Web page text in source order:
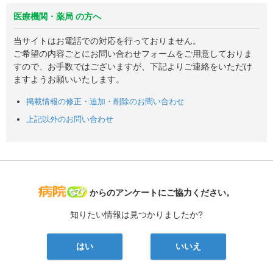
医療機関・薬局 の方へ
当サイトはお電話での対応を行っておりません。
ご希望の内容ごとにお問い合わせフォームをご用意しておりま
すので、お手数ではございますが、下記よりご連絡をいただけ
ますようお願いいたします。
掲載情報の修正・追加・削除のお問い合わせ
上記以外のお問い合わせ
病院なび
からのアンケートにご協力ください。
知りたい情報は見つかりましたか?
はい いいえ